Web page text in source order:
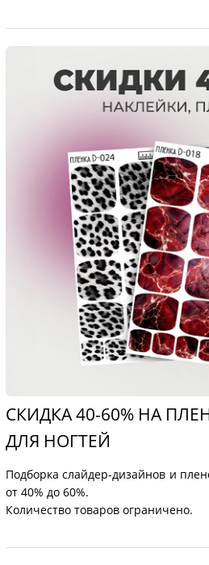
СКИДКА 40-60% НА
ДЛЯ НОГТЕЙ
Подборка слайдер-дизайнов и
от 40% до 60%.
Количество товаров ограничено.